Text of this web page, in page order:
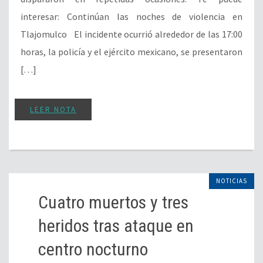
interesar: Continúan las noches de violencia en
Tlajomulco El incidente ocurrió alrededor de las 17:00
horas, la policía y el ejército mexicano, se presentaron
[…]
LEER NOTA
NOTICIAS
Cuatro muertos y tres
heridos tras ataque en
centro nocturno